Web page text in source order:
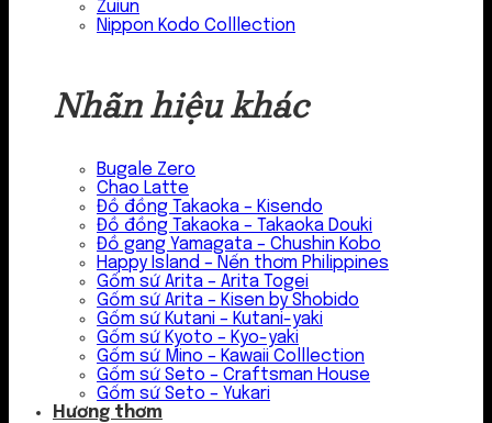
Zuiun
Nippon Kodo Colllection
Nhãn hiệu khác
Bugale Zero
Chao Latte
Đồ đồng Takaoka – Kisendo
Đồ đồng Takaoka – Takaoka Douki
Đồ gang Yamagata – Chushin Kobo
Happy Island – Nến thơm Philippines
Gốm sứ Arita – Arita Togei
Gốm sứ Arita – Kisen by Shobido
Gốm sứ Kutani – Kutani-yaki
Gốm sứ Kyoto – Kyo-yaki
Gốm sứ Mino – Kawaii Colllection
Gốm sứ Seto – Craftsman House
Gốm sứ Seto – Yukari
Hương thơm